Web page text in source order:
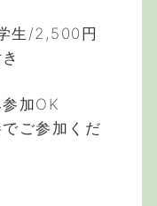
生/2,500円
加OK
ご参加くだ